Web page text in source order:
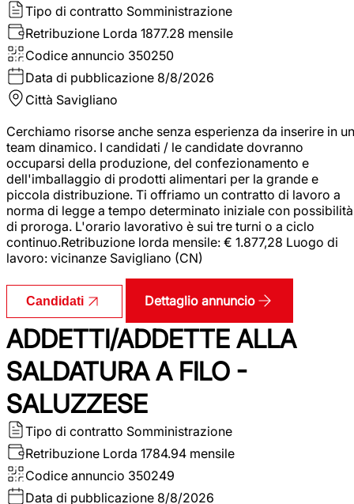
Tipo di contratto Somministrazione
Retribuzione Lorda 1877.28 mensile
Codice annuncio 350250
Data di pubblicazione 8/8/2026
Città Savigliano
Cerchiamo risorse anche senza esperienza da inserire in un
team dinamico. I candidati / le candidate dovranno
occuparsi della produzione, del confezionamento e
dell'imballaggio di prodotti alimentari per la grande e
piccola distribuzione. Ti offriamo un contratto di lavoro a
norma di legge a tempo determinato iniziale con possibilità
di proroga. L'orario lavorativo è sui tre turni o a ciclo
continuo.Retribuzione lorda mensile: € 1.877,28 Luogo di
lavoro: vicinanze Savigliano (CN)
Candidati Dettaglio annuncio
ADDETTI/ADDETTE ALLA
SALDATURA A FILO -
SALUZZESE
Tipo di contratto Somministrazione
Retribuzione Lorda 1784.94 mensile
Codice annuncio 350249
Data di pubblicazione 8/8/2026